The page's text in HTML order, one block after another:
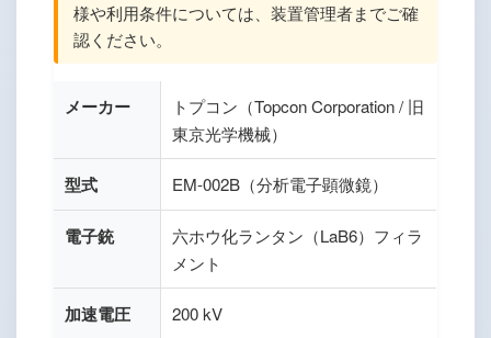
様や利用条件については、装置管理者までご確
認ください。
メーカー
トプコン（Topcon Corporation / 旧
東京光学機械）
型式 EM-002B（分析電子顕微鏡）
電子銃
六ホウ化ランタン（LaB6）フィラ
メント
加速電圧 200 kV